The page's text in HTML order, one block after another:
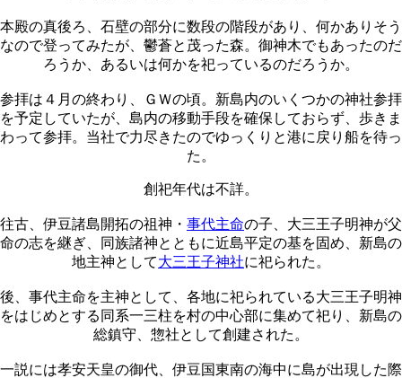
本殿の真後ろ、石壁の部分に数段の階段があり、何かありそう
なので登ってみたが、鬱蒼と茂った森。御神木でもあったのだ
ろうか、あるいは何かを祀っているのだろうか。
参拝は４月の終わり、ＧＷの頃。新島内のいくつかの神社参拝
を予定していたが、島内の移動手段を確保しておらず、歩きま
わって参拝。当社で力尽きたのでゆっくりと港に戻り船を待っ
た。
創祀年代は不詳。
往古、伊豆諸島開拓の祖神・ 事代主命の子、大三王子明神が父
命の志を継ぎ、同族諸神とともに近島平定の基を固め、新島の
地主神として大三王子神社に祀られた。
後、事代主命を主神として、各地に祀られている大三王子明神
をはじめとする同系一三柱を村の中心部に集めて祀り、新島の
総鎮守、惣社として創建された。
一説には孝安天皇の御代、伊豆国東南の海中に島が出現した際